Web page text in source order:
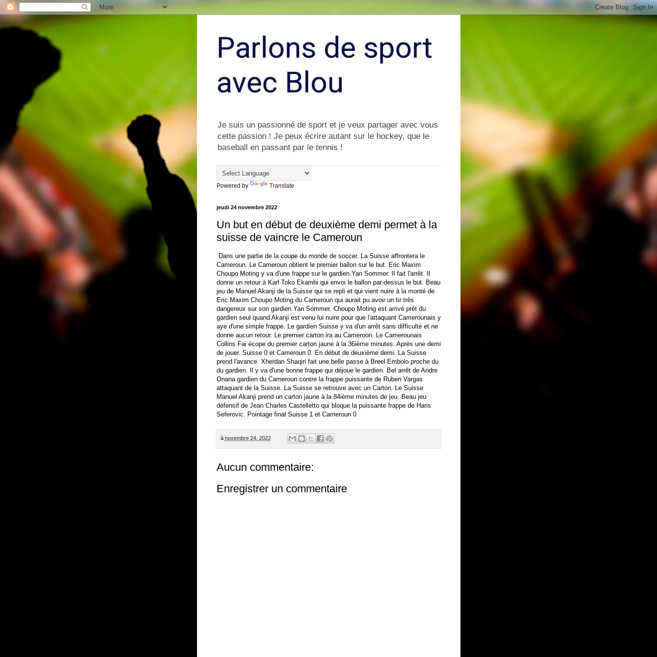
Parlons de sport
avec Blou
Je suis un passionné de sport et je veux partager avec vous
cette passion ! Je peux écrire autant sur le hockey, que le
baseball en passant par le tennis !
Powered by Translate
jeudi 24 novembre 2022
Un but en début de deuxième demi permet à la
suisse de vaincre le Cameroun
Dans une partie de la coupe du monde de soccer. La Suisse affrontera le
Cameroun. Le Cameroun obtient le premier ballon sur le but. Eric Maxim
Choupo Moting y va d'une frappe sur le gardien Yan Sommer. Il fait l'arrêt. Il
donne un retour à Karl Toko Ekambi qui envoi le ballon par-dessus le but. Beau
jeu de Manuel Akanji de la Suisse qui se repli et qui vient nuire à la monté de
Eric Maxim Choupo Moting du Cameroun qui aurait pu avoir un tir très
dangereux sur son gardien Yan Sommer. Choupo Moting est arrivé prêt du
gardien seul quand Akanji est venu lui nuire pour que l'attaquant Camerounais y
aye d'une simple frappe. Le gardien Suisse y va d'un arrêt sans difficulté et ne
donne aucun retour. Le premier carton ira au Cameroon. Le Camerounais
Collins Fai écope du premier carton jaune à la 36ième minutes. Après une demi
de jouer. Suisse 0 et Cameroun 0. En début de deuxième demi. La Suisse
prend l'avance. Xherdan Shaqiri fait une belle passe à Breel Embolo proche du
du gardien. Il y va d'une bonne frappe qui déjoue le gardien. Bel arrêt de Andre
Onana gardien du Cameroun contre la frappe puissante de Ruben Vargas
attaquant de la Suisse. La Suisse se retrouve avec un Carton. Le Suisse
Manuel Akanji prend un carton jaune à la 84ième minutes de jeu. Beau jeu
défensif de Jean Charles Castelletto qui bloque la puissante frappe de Haris
Seferovic. Pointage final Suisse 1 et Cameroun 0
à novembre 24, 2022
Aucun commentaire:
Enregistrer un commentaire